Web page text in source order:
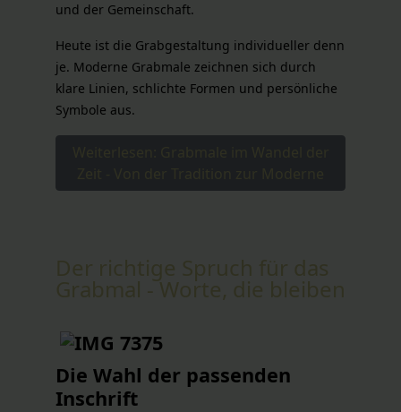
und der Gemeinschaft.
Heute ist die Grabgestaltung individueller denn
je. Moderne Grabmale zeichnen sich durch
klare Linien, schlichte Formen und persönliche
Symbole aus.
Der richtige Spruch für das
Grabmal - Worte, die bleiben
Die Wahl der passenden
Inschrift